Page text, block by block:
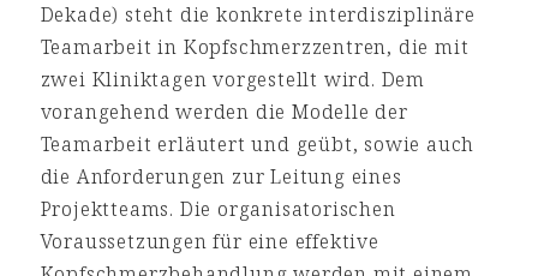
Dekade) steht die konkrete interdisziplinäre
Teamarbeit in Kopfschmerzzentren, die mit
zwei Kliniktagen vorgestellt wird. Dem
vorangehend werden die Modelle der
Teamarbeit erläutert und geübt, sowie auch
die Anforderungen zur Leitung eines
Projektteams. Die organisatorischen
Voraussetzungen für eine effektive